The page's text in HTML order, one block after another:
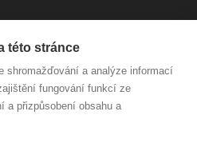
této stránce
shromažďování a analýze informací
fungování funkcí ze
a přizpůsobení obsahu a